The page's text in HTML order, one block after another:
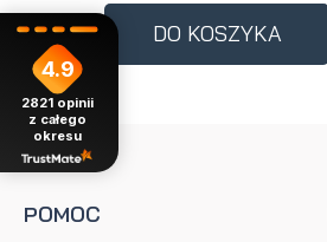
DO KOSZYKA
POMOC
4.9
2821 opinii
z całego
okresu